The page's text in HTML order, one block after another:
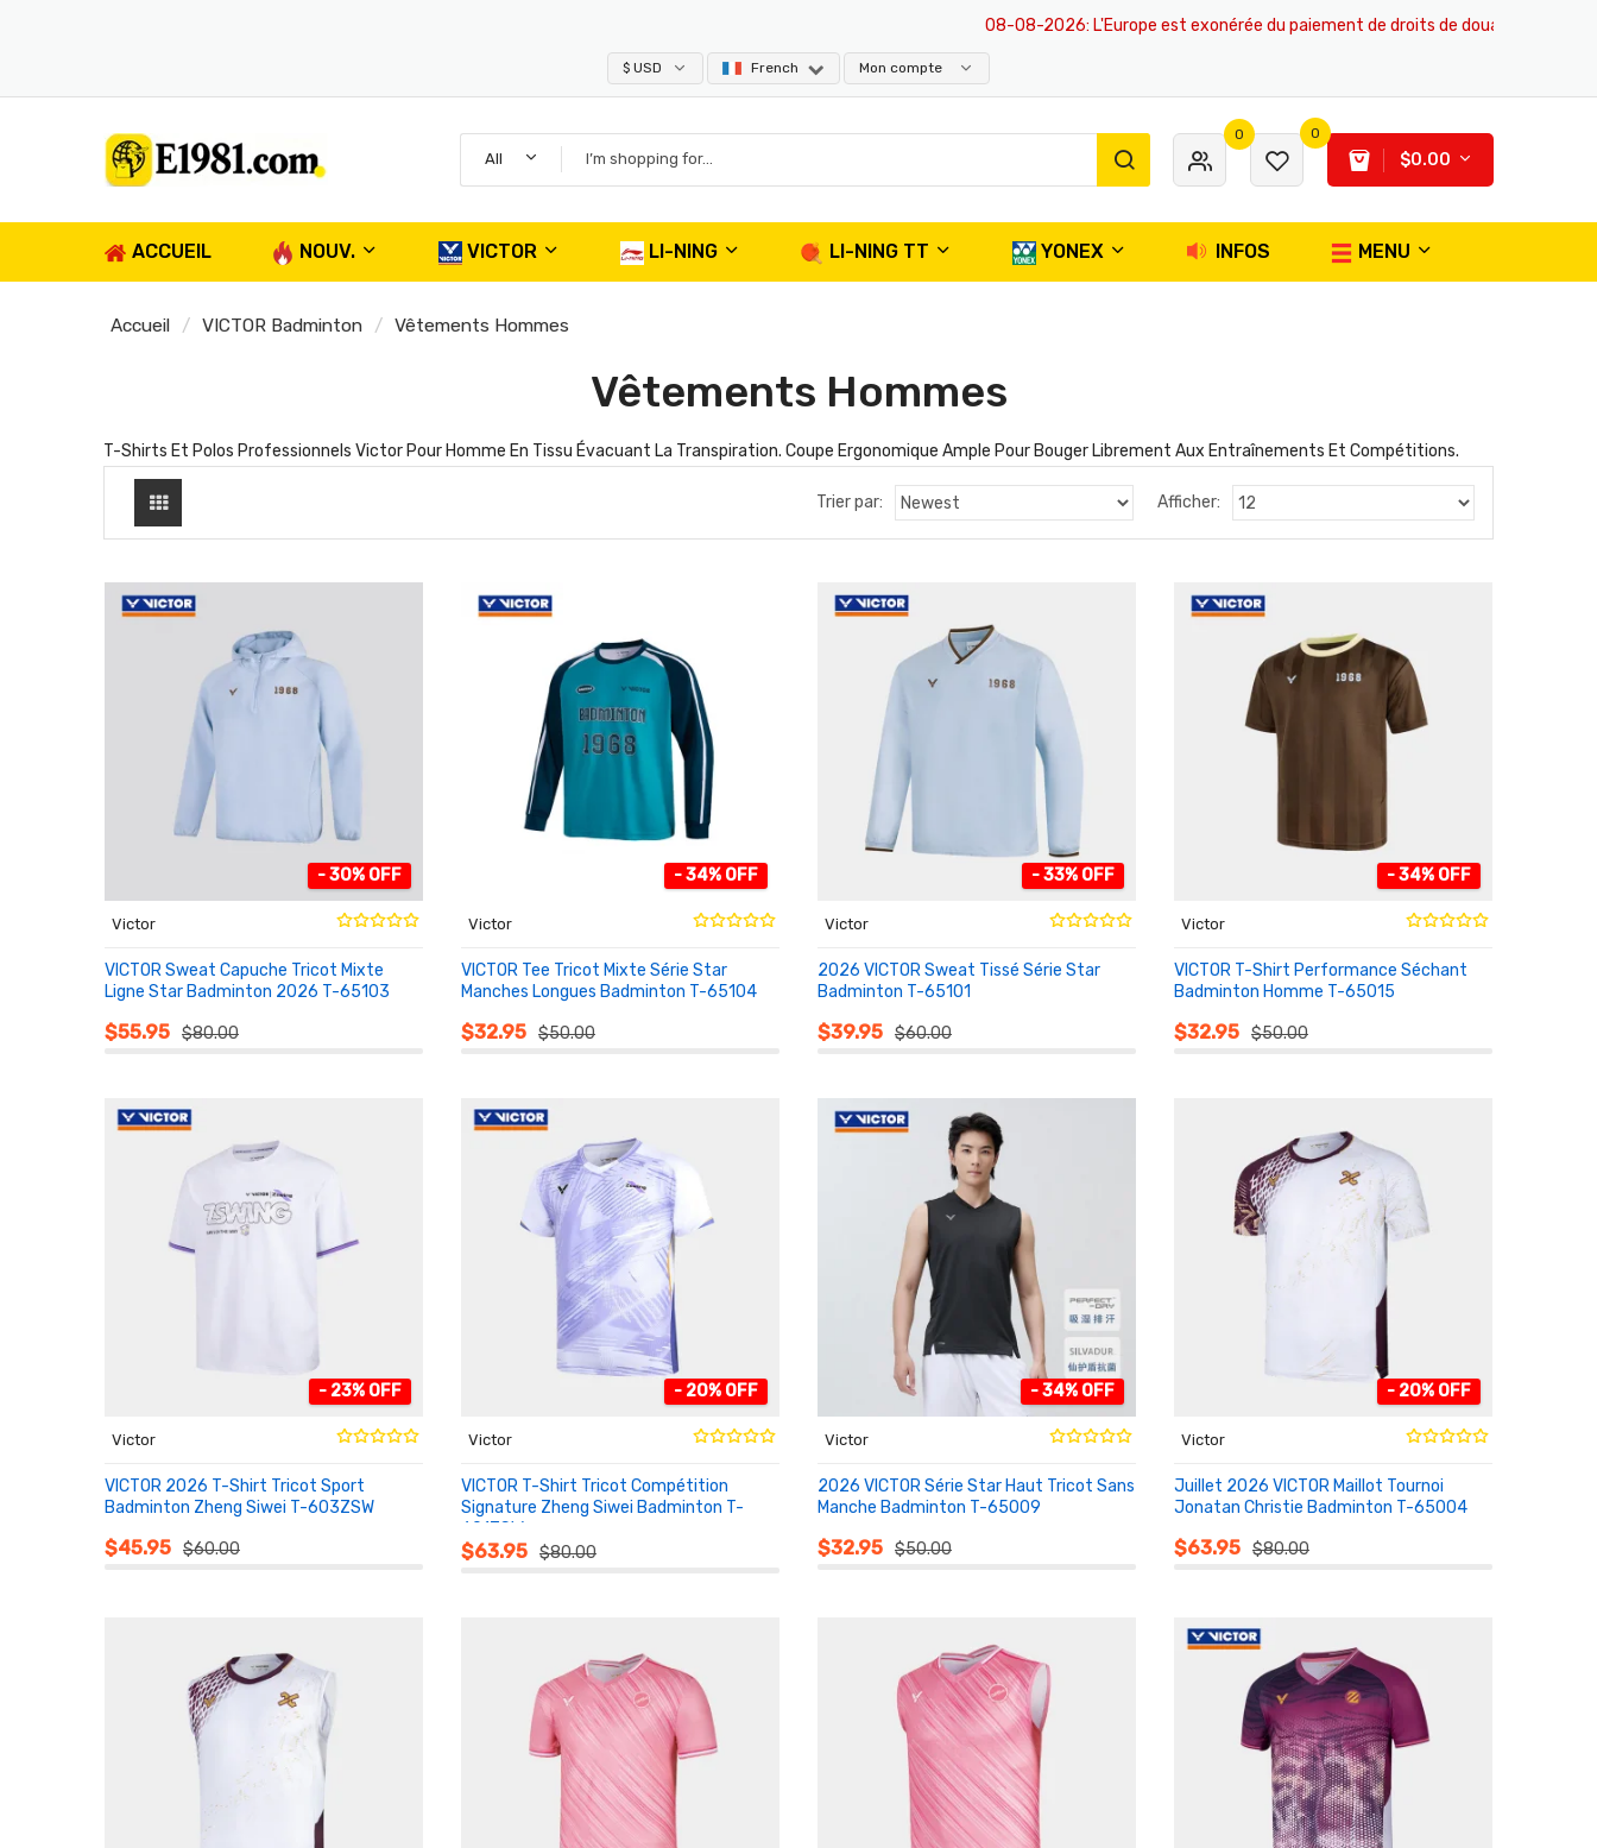
08-08-2026: L'Europe est exonérée du paiement de droits de douane, tous les
$ USD French Mon compte
All
0 0
$0.00
ACCUEIL NOUV. VICTOR LI-NING LI-NING TT YONEX INFOS MENU
Accueil VICTOR Badminton Vêtements Hommes
Vêtements Hommes
T-Shirts Et Polos Professionnels Victor Pour Homme En Tissu Évacuant La Transpiration. Coupe Ergonomique Ample Pour Bouger Librement Aux Entraînements Et Compétitions.
Trier par: Afficher:
- 30% OFF
Victor
VICTOR Sweat Capuche Tricot Mixte
Ligne Star Badminton 2026 T-65103
$55.95 $80.00
- 34% OFF
Victor
VICTOR Tee Tricot Mixte Série Star
Manches Longues Badminton T-65104
$32.95 $50.00
- 33% OFF
Victor
2026 VICTOR Sweat Tissé Série Star
Badminton T-65101
$39.95 $60.00
- 34% OFF
Victor
VICTOR T-Shirt Performance Séchant
Badminton Homme T-65015
$32.95 $50.00
- 23% OFF
Victor
VICTOR 2026 T-Shirt Tricot Sport
Badminton Zheng Siwei T-603ZSW
$45.95 $60.00
- 20% OFF
Victor
VICTOR T-Shirt Tricot Compétition
Signature Zheng Siwei Badminton T-
601ZSW
$63.95 $80.00
- 34% OFF
Victor
2026 VICTOR Série Star Haut Tricot Sans
Manche Badminton T-65009
$32.95 $50.00
- 20% OFF
Victor
Juillet 2026 VICTOR Maillot Tournoi
Jonatan Christie Badminton T-65004
$63.95 $80.00